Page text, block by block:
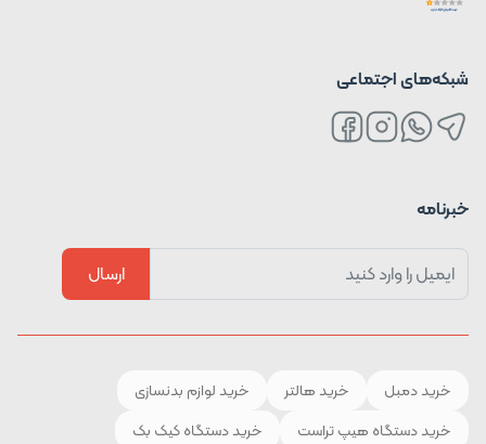
شبکه‌های اجتماعی
خبرنامه
ارسال
خرید دمبل خرید هالتر
خرید لوازم بدنسازی
خرید دستگاه هیپ تراست
خرید دستگاه کیک بک